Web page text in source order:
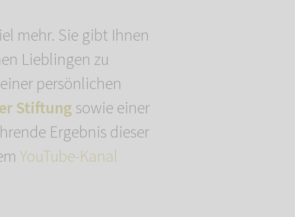
mehr. Sie gibt Ihnen
Lieblingen zu
persönlichen
Stiftungsowie einer
Ergebnis dieser
YouTube-Kanal